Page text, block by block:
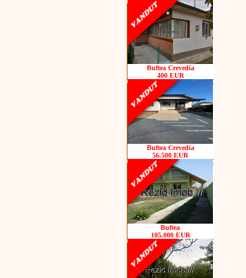
Buftea Crevedia
400 EUR
Buftea Crevedia
56.500 EUR
Buftea
105.000 EUR